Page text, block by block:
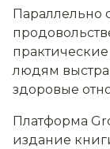
Параллельно
людям
здоровые
Платформа
издание